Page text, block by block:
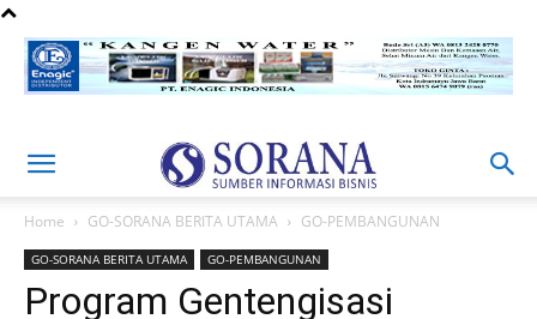
Home GO-SORANA BERITA UTAMA GO-PEMBANGUNAN
GO-SORANA BERITA UTAMA GO-PEMBANGUNAN
Program Gentengisasi